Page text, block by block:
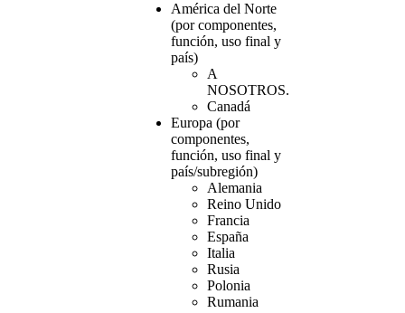
América del Norte
(por componentes,
función, uso final y
país)
A
NOSOTROS.
Canadá
Europa (por
componentes,
función, uso final y
país/subregión)
Alemania
Reino Unido
Francia
España
Italia
Rusia
Polonia
Rumania